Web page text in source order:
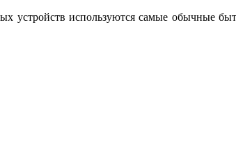
устройств используются самые обычные